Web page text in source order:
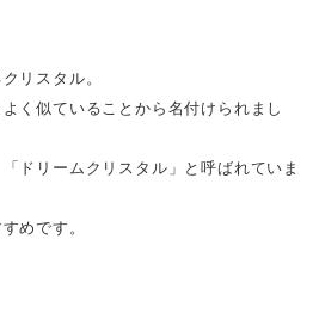
リスタル。
く似ていることから名付けられまし
ドリームクリスタル」と呼ばれていま
めです。